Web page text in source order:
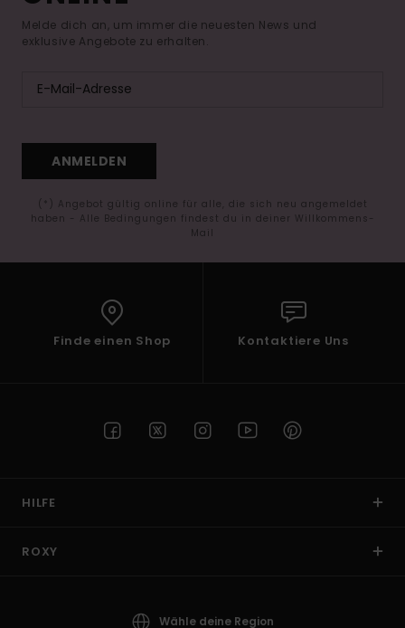
Melde dich an, um immer die neuesten News und
exklusive Angebote zu erhalten.
ANMELDEN
(*) Angebot gültig online für alle, die sich neu angemeldet
haben - Alle Bedingungen findest du in deiner Willkommens-
Mail
Finde einen Shop Kontaktiere Uns
HILFE
ROXY
Wähle deine Region